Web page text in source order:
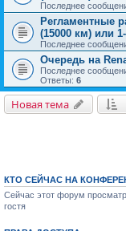
Последнее
Регламентные
(15000 км) или
Последнее
Очередь на
Последнее
Ответы: 6
Новая тема
КТО СЕЙЧАС НА
Сейчас этот форум
гостя